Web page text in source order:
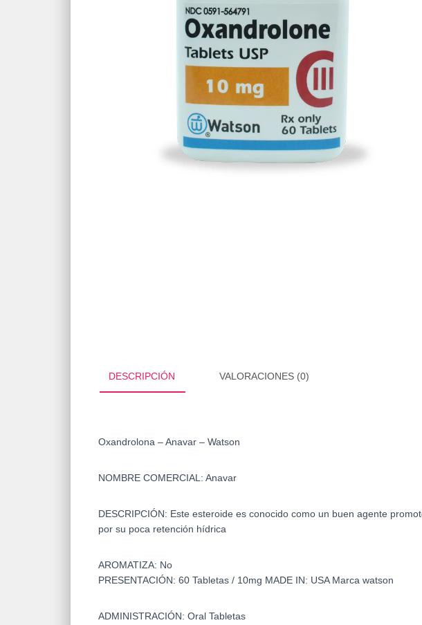
DESCRIPCIÓN VALORACIONES (0)
Oxandrolona – Anavar – Watson
NOMBRE COMERCIAL : Anavar
DESCRIPCIÓN: Este esteroide es conocido como un buen agente
por su poca retención hídrica
AROMATIZA: No
PRESENTACIÓN: 60 Tabletas / 10mg MADE IN: USA Marca watson
ADMINISTRACIÓN: Oral Tabletas